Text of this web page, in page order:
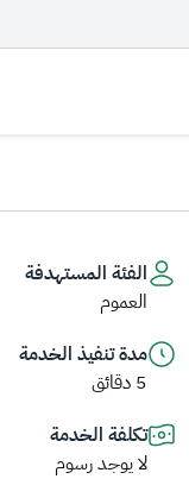
الفئة المستهدفة
العموم
مدة تنفيذ الخدمة
5 دقائق
تكلفة الخدمة
لا يوجد رسوم